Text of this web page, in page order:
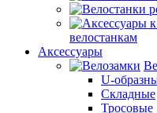
велостанкам
Аксессуары
U-
Складные
Тросовые